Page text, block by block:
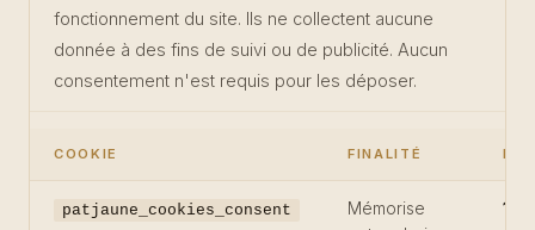
fonctionnement du site. Ils ne collectent aucune
donnée à des fins de suivi ou de publicité. Aucun
consentement n'est requis pour les déposer.
COOKIE FINALITÉ
patjaune_cookies_consent
Mémorise
13